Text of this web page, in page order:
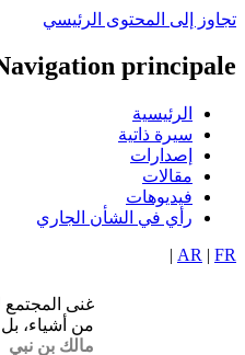
تجاوز إلى المحتوى الرئيسي
principale
الرئيسية
سيرة ذاتية
إصدارات
مقالات
فيديوهات
رأي في الشأن الجاري
AR | FR
|
غنى المجتمع
من أشياء،
مالك بن نبي